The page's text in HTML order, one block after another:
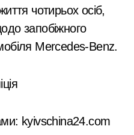
чотирьох осіб,
запобіжного
Mercedes-Benz.
kyivschina24.com